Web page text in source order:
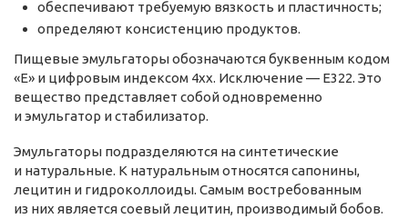
обеспечивают требуемую вязкость и пластичность;
определяют консистенцию продуктов.
Пищевые эмульгаторы обозначаются буквенным кодом
«E» и цифровым индексом 4хх. Исключение — E322. Это
вещество представляет собой одновременно
и эмульгатор и стабилизатор.
Эмульгаторы подразделяются на синтетические
и натуральные. К натуральным относятся сапонины,
лецитин и гидроколлоиды. Самым востребованным
из них является соевый лецитин, производимый бобов.